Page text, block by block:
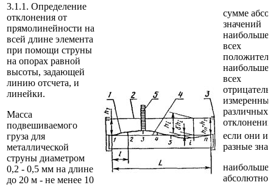
3.1.1. Определение
отклонения от
прямолинейности на
всей длине элемента
при помощи струны
на опорах равной
высоты, задающей
линию отсчета, и
линейки.
Масса
подвешиваемого
груза для
металлической
струны диаметром
0,2 - 0,5 мм на длине
до 20 м - не менее 10
сумме
значений
всех
всех
различных
если они
разные
абсолютной